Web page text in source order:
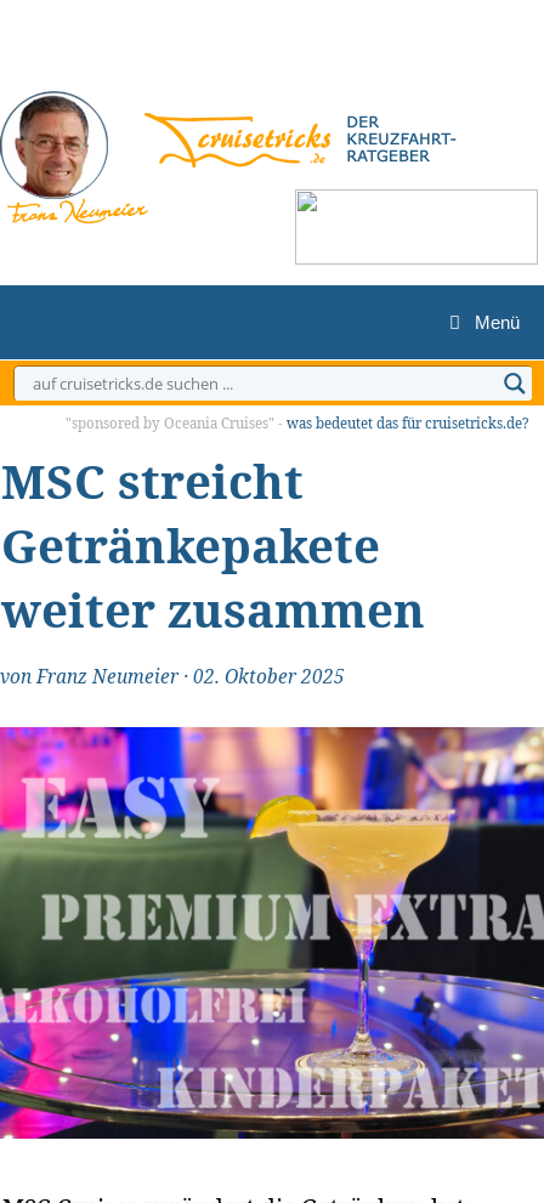
springen
Menü
"sponsored by Oceania Cruises" - was bedeutet das für cruisetricks.de?
MSC streicht
Getränkepakete
weiter zusammen
vonFranz Neumeier·02. Oktober 2025